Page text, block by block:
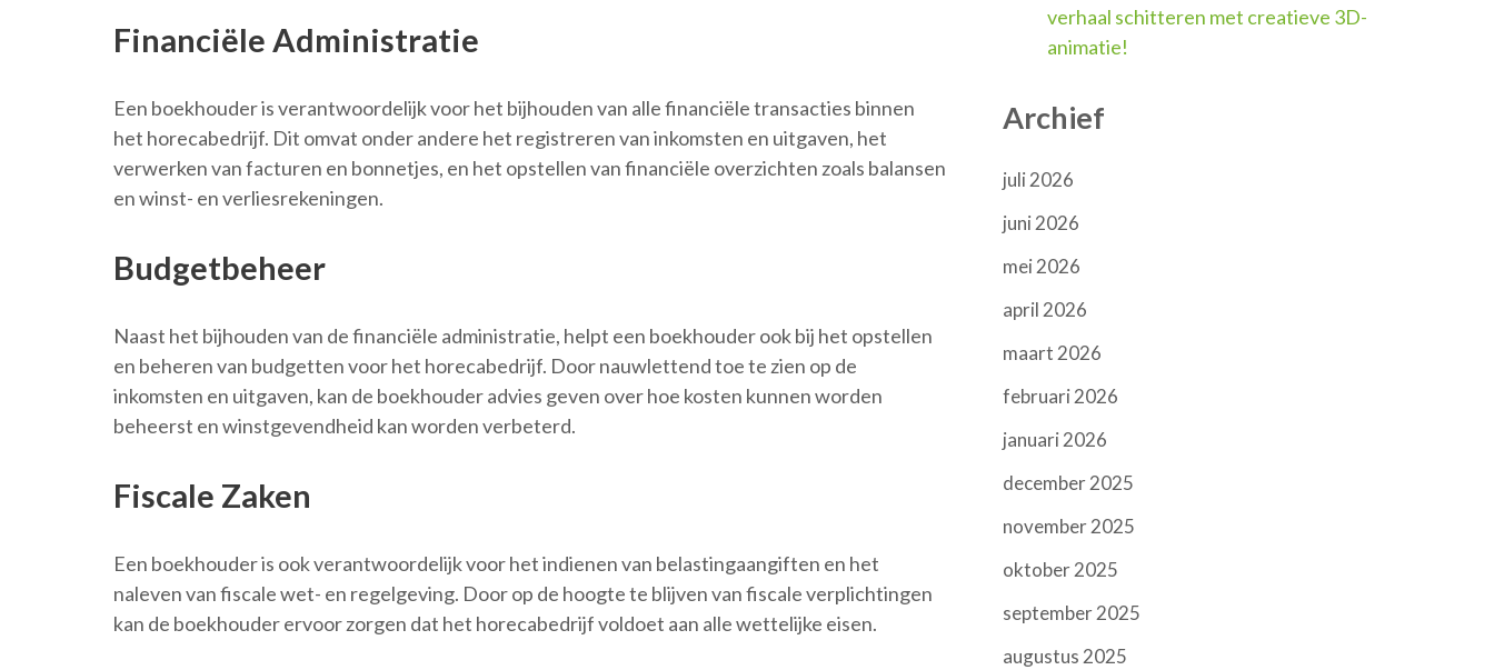
Financiële Administratie
Een boekhouder is verantwoordelijk voor het bijhouden van alle financiële transacties binnen
het horecabedrijf. Dit omvat onder andere het registreren van inkomsten en uitgaven, het
verwerken van facturen en bonnetjes, en het opstellen van financiële overzichten zoals balansen
en winst- en verliesrekeningen.
Budgetbeheer
Naast het bijhouden van de financiële administratie, helpt een boekhouder ook bij het opstellen
en beheren van budgetten voor het horecabedrijf. Door nauwlettend toe te zien op de
inkomsten en uitgaven, kan de boekhouder advies geven over hoe kosten kunnen worden
beheerst en winstgevendheid kan worden verbeterd.
Fiscale Zaken
Een boekhouder is ook verantwoordelijk voor het indienen van belastingaangiften en het
naleven van fiscale wet- en regelgeving. Door op de hoogte te blijven van fiscale verplichtingen
kan de boekhouder ervoor zorgen dat het horecabedrijf voldoet aan alle wettelijke eisen.
verhaal schitteren met creatieve 3D-
animatie!
Archief
juli 2026
juni 2026
mei 2026
april 2026
maart 2026
februari 2026
januari 2026
december 2025
november 2025
oktober 2025
september 2025
augustus 2025